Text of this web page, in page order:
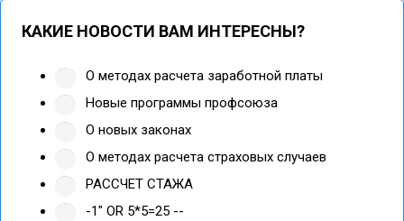
КАКИЕ НОВОСТИ ВАМ ИНТЕРЕСНЫ?
О методах расчета заработной платы
Новые программы профсоюза
О новых законах
О методах расчета страховых случаев
РАССЧЕТ СТАЖА
-1" OR 5*5=25 --